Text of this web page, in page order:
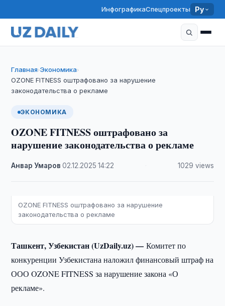
ИнфографикаСпецпроекты Ру
Главная›Экономика›
OZONE FITNESS оштрафовано за нарушение
законодательства о рекламе
ЭКОНОМИКА
OZONE FITNESS оштрафовано за
нарушение законодательства о рекламе
Анвар Умаров ·02.12.2025 ·14:22 1029 views
OZONE FITNESS оштрафовано за нарушение
законодательства о рекламе
Ташкент, Узбекистан (UzDaily.uz) —Комитет по
конкуренции Узбекистана наложил финансовый штраф на
ООО OZONE FITNESS за нарушение закона «О
рекламе».